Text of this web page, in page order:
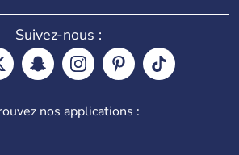
Suivez-nous :
nos applications :